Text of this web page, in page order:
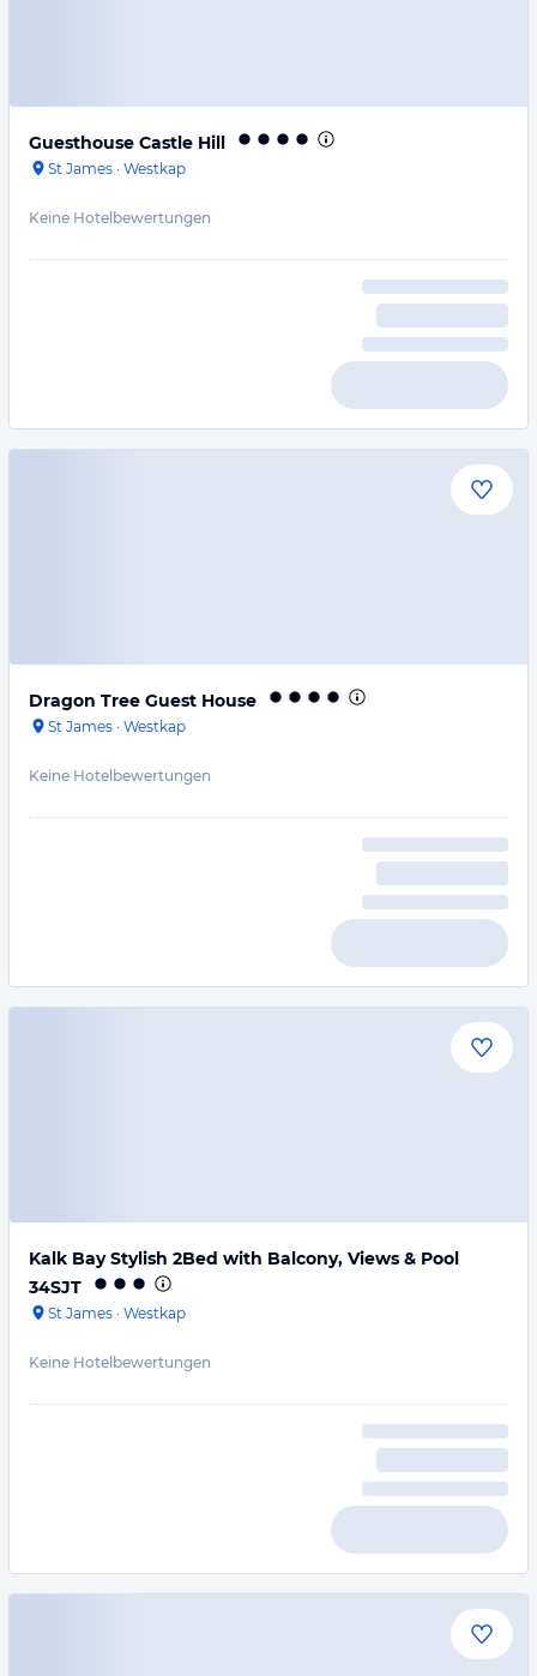
Guesthouse Castle Hill
St James · Westkap
Keine Hotelbewertungen
Dragon Tree Guest House
St James · Westkap
Keine Hotelbewertungen
Kalk Bay Stylish 2Bed with Balcony, Views & Pool
34SJT
St James · Westkap
Keine Hotelbewertungen